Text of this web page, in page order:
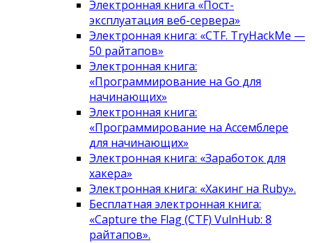
Электронная книга «Пост-
эксплуатация веб-сервера»
Электронная книга: «CTF. TryHackMe —
50 райтапов»
Электронная книга:
«Программирование на Go для
начинающих»
Электронная книга:
«Программирование на Ассемблере
для начинающих»
Электронная книга: «Заработок для
хакера»
Электронная книга: «Хакинг на Ruby».
Бесплатная электронная книга:
«Capture the Flag (CTF) VulnHub: 8
райтапов».